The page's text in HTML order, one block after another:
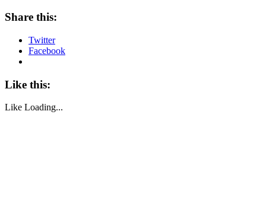
Share this:
Twitter
Facebook
Like this:
Like Loading...